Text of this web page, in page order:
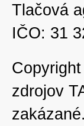
Tlačová
IČO: 31
zdrojov
zakázané.